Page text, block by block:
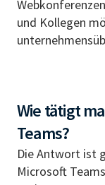
und Kollegen
Wie tätigt
Teams?
Die Antwort ist
Microsoft